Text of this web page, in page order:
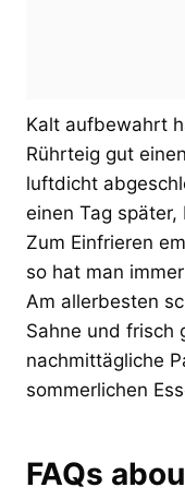
Kalt aufbewahrt
Rührteig gut
luftdicht
einen Tag
Zum Einfrieren
so hat man
Am allerbesten
Sahne und frisch
nachmittägliche
sommerlichen
FAQs